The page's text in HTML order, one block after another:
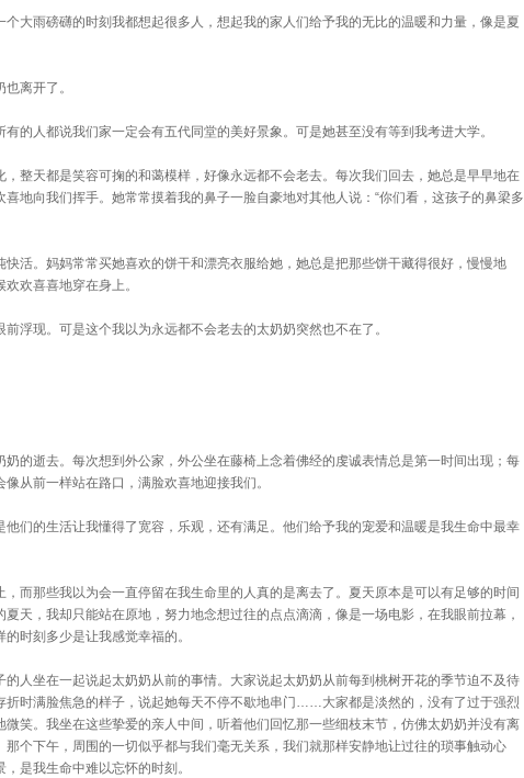
大雨磅礴的时刻我都想起很多人，想起我的家人们给予我的无比的温暖和力量，像是夏
离开了。
的人都说我们家一定会有五代同堂的美好景象。可是她甚至没有等到我考进大学。
整天都是笑容可掬的和蔼模样，好像永远都不会老去。每次我们回去，她总是早早地在
地向我们挥手。她常常摸着我的鼻子一脸自豪地对其他人说：“你们看，这孩子的鼻梁多
快活。妈妈常常买她喜欢的饼干和漂亮衣服给她，她总是把那些饼干藏得很好，慢慢地
欢喜喜地穿在身上。
浮现。可是这个我以为永远都不会老去的太奶奶突然也不在了。
的逝去。每次想到外公家，外公坐在藤椅上念着佛经的虔诚表情总是第一时间出现；每
从前一样站在路口，满脸欢喜地迎接我们。
们的生活让我懂得了宽容，乐观，还有满足。他们给予我的宠爱和温暖是我生命中最幸
而那些我以为会一直停留在我生命里的人真的是离去了。夏天原本是可以有足够的时间
天，我却只能站在原地，努力地念想过往的点点滴滴，像是一场电影，在我眼前拉幕，
时刻多少是让我感觉幸福的。
人坐在一起说起太奶奶从前的事情。大家说起太奶奶从前每到桃树开花的季节迫不及待
折时满脸焦急的样子，说起她每天不停不歇地串门……大家都是淡然的，没有了过于强烈
笑。我坐在这些挚爱的亲人中间，听着他们回忆那一些细枝末节，仿佛太奶奶并没有离
个下午，周围的一切似乎都与我们毫无关系，我们就那样安静地让过往的琐事触动心
是我生命中难以忘怀的时刻。